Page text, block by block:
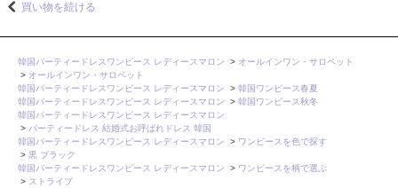
買い物を続ける
韓国パーティードレスワンピース レディースマロン > オールインワン・サロペット
> オールインワン・サロペット
韓国パーティードレスワンピース レディースマロン
> 韓国ワンピース春夏
韓国パーティードレスワンピース レディースマロン
> 韓国ワンピース秋冬
韓国パーティードレスワンピース レディースマロン
> パーティードレス 結婚式お呼ばれドレス 韓国
韓国パーティードレスワンピース レディースマロン
> ワンピースを色で探す
> 黒 ブラック
韓国パーティードレスワンピース レディースマロン
> ワンピースを柄で選ぶ
> ストライプ